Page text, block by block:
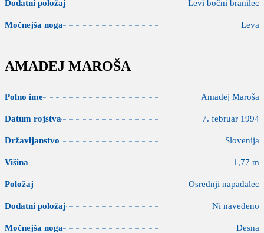
Dodatni položaj Levi bočni branilec
Močnejša noga Leva
AMADEJ MAROŠA
Polno ime Amadej Maroša
Datum rojstva 7. februar 1994
Državljanstvo Slovenija
Višina 1,77 m
Položaj Osrednji napadalec
Dodatni položaj Ni navedeno
Močnejša noga Desna